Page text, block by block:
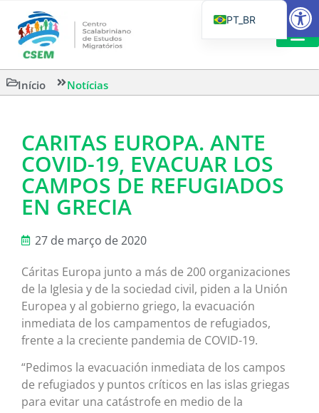
Início Notícias
CARITAS EUROPA. ANTE
COVID-19, EVACUAR LOS
CAMPOS DE REFUGIADOS
EN GRECIA
27 de março de 2020
Cáritas Europa junto a más de 200 organizaciones
de la Iglesia y de la sociedad civil, piden a la Unión
Europea y al gobierno griego, la evacuación
inmediata de los campamentos de refugiados,
frente a la creciente pandemia de COVID-19.
“Pedimos la evacuación inmediata de los campos
de refugiados y puntos críticos en las islas griegas
para evitar una catástrofe en medio de la
PT_BR
IT